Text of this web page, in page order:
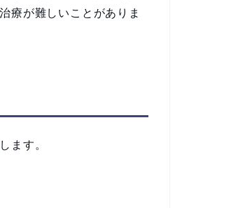
療が難しいことがありま
ます。